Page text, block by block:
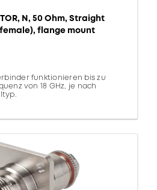
N, 50 Ohm, Straight
flange mount
funktionieren bis zu
von 18 GHz, je nach